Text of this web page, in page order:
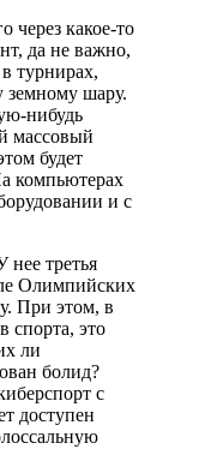
через какое-то
да не важно,
турнирах,
земному шару.
нибудь
массовый
будет
компьютерах
и с
третья
Олимпийских
При этом, в
спорта, это
ли
болид?
с
доступен